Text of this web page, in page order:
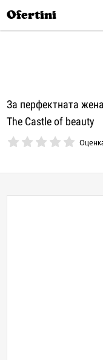
Ofertini
За перфектната
The Castle of beauty